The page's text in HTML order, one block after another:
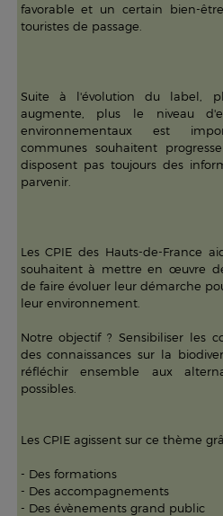
favorable et un certain bien-
touristes de passage.
Suite à l'évolution du label,
augmente, plus le niveau
environnementaux est
communes souhaitent
disposent pas toujours des
parvenir.
Les CPIE des Hauts-de-France
souhaitent à mettre en œuvre
de faire évoluer leur démarche
leur environnement.
Notre objectif ? Sensibiliser les
des connaissances sur la
réfléchir ensemble aux
possibles.
Les CPIE agissent sur ce thème
- Des formations
- Des accompagnements
- Des évènements grand public